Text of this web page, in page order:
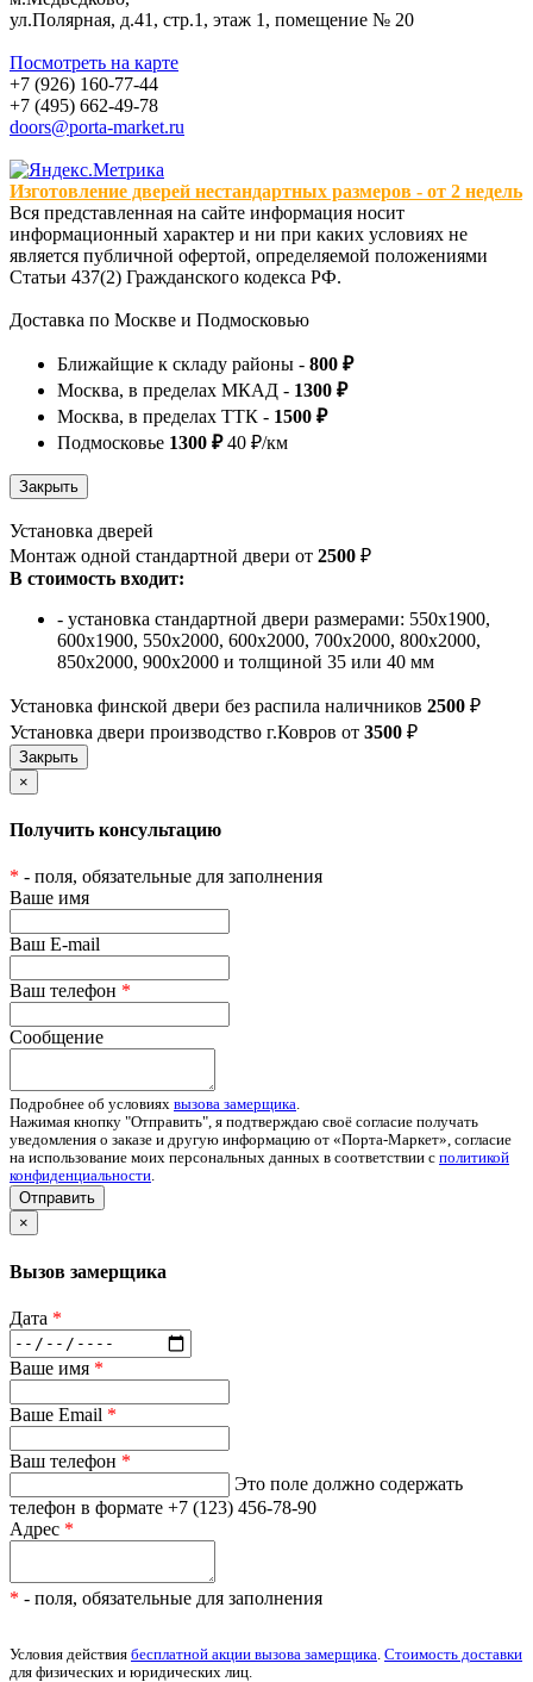
ул.Полярная, д.41, стр.1, этаж 1, помещение № 20
Посмотреть на карте
+7 (926) 160-77-44
+7 (495) 662-49-78
doors@porta-market.ru
Изготовление дверей нестандартных размеров - от 2 недель
Вся представленная на сайте информация носит
информационный характер и ни при каких условиях не
является публичной офертой, определяемой положениями
Статьи 437(2) Гражданского кодекса РФ.
Доставка по Москве и Подмосковью
Ближайщие к складу районы - 800 ₽
Москва, в пределах МКАД - 1300 ₽
Москва, в пределах ТТК - 1500 ₽
Подмосковье 1300 ₽40 ₽/км
Установка дверей
Монтаж одной стандартной двери от 2500 ₽
В стоимость входит:
- установка стандартной двери размерами: 550х1900,
600х1900, 550х2000, 600х2000, 700х2000, 800х2000,
850х2000, 900х2000 и толщиной 35 или 40 мм
Установка финской двери без распила наличников 2500 ₽
Установка двери производство г.Ковров от 3500 ₽
×
Получить консультацию
* - поля, обязательные для заполнения
Ваше имя
Ваш E-mail
Ваш телефон *
Сообщение
Подробнее об условиях вызова замерщика.
Нажимая кнопку "Отправить", я подтверждаю своё согласие получать
уведомления о заказе и другую информацию от «Порта-Маркет», согласие
на использование моих персональных данных в соответствии с политикой
конфиденциальности.
Отправить
×
Вызов замерщика
Дата *
Ваше имя *
Ваше Email *
Ваш телефон *
Это поле должно содержать
телефон в формате +7 (123) 456-78-90
Адрес *
* - поля, обязательные для заполнения
Условия действия бесплатной акции вызова замерщика Стоимость доставки
для физических и юридических лиц.